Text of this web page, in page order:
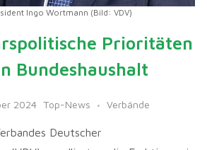
Ingo Wortmann (Bild: VDV)
Prioritäten
Bundeshaushalt
2024 Top-News Verbände
Deutscher